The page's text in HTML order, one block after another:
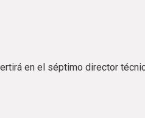
en el séptimo director